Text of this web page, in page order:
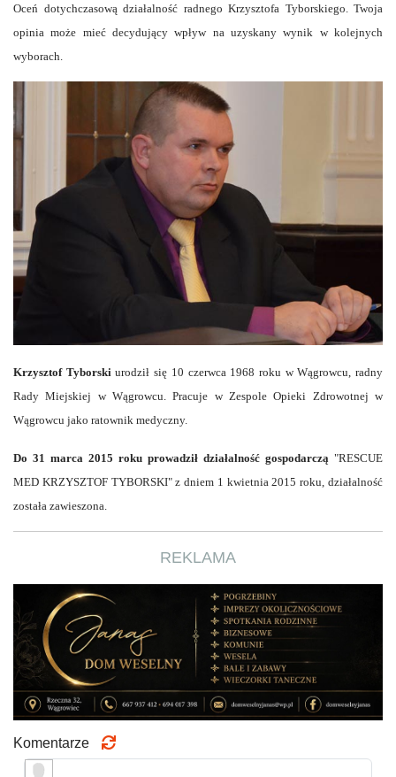
Oceń dotychczasową działalność radnego Krzysztofa Tyborskiego. Twoja
opinia może mieć decydujący wpływ na uzyskany wynik w kolejnych
wyborach.
Krzysztof Tyborskiurodził się 10 czerwca 1968 roku w Wągrowcu, radny
Rady Miejskiej w Wągrowcu. Pracuje w Zespole Opieki Zdrowotnej w
Wągrowcu jako ratownik medyczny.
Do 31 marca 2015 roku prowadził działalność gospodarczą "RESCUE
MED KRZYSZTOF TYBORSKI" z dniem 1 kwietnia 2015 roku, działalność
została zawieszona.
REKLAMA
Komentarze